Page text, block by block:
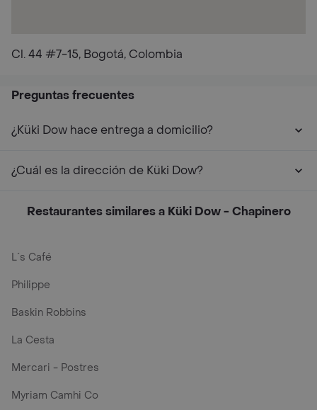
Cl. 44 #7-15, Bogotá, Colombia
Preguntas frecuentes
¿Küki Dow hace entrega a domicilio?
¿Cuál es la dirección de Küki Dow?
Restaurantes similares a Küki Dow - Chapinero
L´s Café
Philippe
Baskin Robbins
La Cesta
Mercari - Postres
Myriam Camhi Co